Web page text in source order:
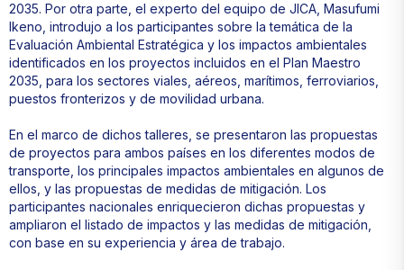
2035. Por otra parte, el experto del equipo de JICA, Masufumi
Ikeno, introdujo a los participantes sobre la temática de la
Evaluación Ambiental Estratégica y los impactos ambientales
identificados en los proyectos incluidos en el Plan Maestro
2035, para los sectores viales, aéreos, marítimos, ferroviarios,
puestos fronterizos y de movilidad urbana.
En el marco de dichos talleres, se presentaron las propuestas
de proyectos para ambos países en los diferentes modos de
transporte, los principales impactos ambientales en algunos de
ellos, y las propuestas de medidas de mitigación. Los
participantes nacionales enriquecieron dichas propuestas y
ampliaron el listado de impactos y las medidas de mitigación,
con base en su experiencia y área de trabajo.